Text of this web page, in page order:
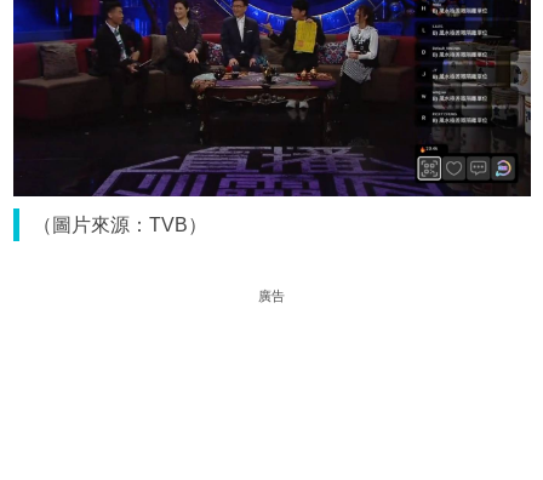
（圖片來源：TVB）
廣告